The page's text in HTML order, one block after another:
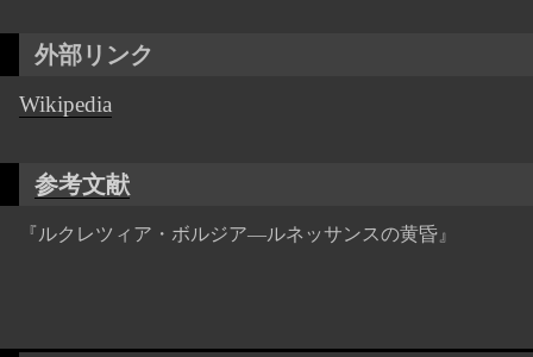
外部リンク
Wikipedia
参考文献
『ルクレツィア・ボルジア―ルネッサンスの黄昏』